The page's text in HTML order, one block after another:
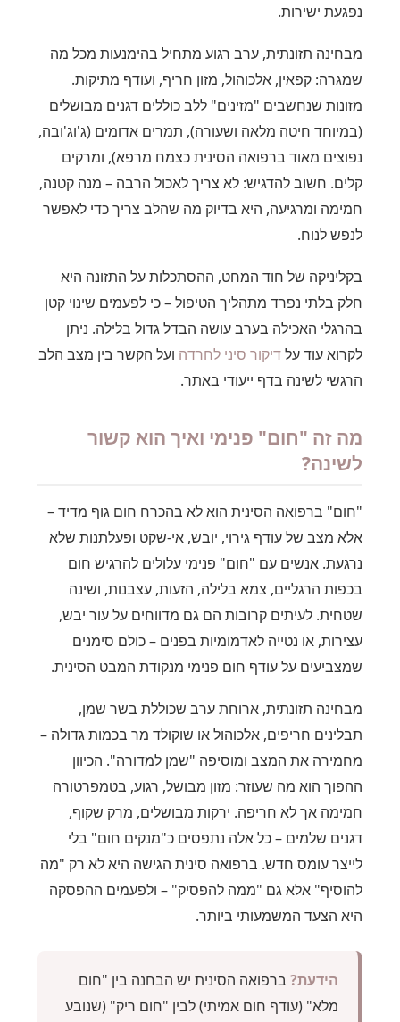
נפגעת ישירות.
מבחינה תזונתית, ערב רגוע מתחיל בהימנעות מכל מה
שמגרה: קפאין, אלכוהול, מזון חריף, ועודף מתיקות.
מזונות שנחשבים "מזינים" ללב כוללים דגנים מבושלים
(במיוחד חיטה מלאה ושעורה), תמרים אדומים (ג'וג'ובה,
נפוצים מאוד ברפואה הסינית כצמח מרפא), ומרקים
קלים. חשוב להדגיש: לא צריך לאכול הרבה – מנה קטנה,
חמימה ומרגיעה, היא בדיוק מה שהלב צריך כדי לאפשר
לנפש לנוח.
בקליניקה של חוד המחט, ההסתכלות על התזונה היא
חלק בלתי נפרד מתהליך הטיפול – כי לפעמים שינוי קטן
בהרגלי האכילה בערב עושה הבדל גדול בלילה. ניתן
לקרוא עוד עלדיקור סיני לחרדה ועל הקשר בין מצב הלב
הרגשי לשינה בדף ייעודי באתר.
מה זה "חום" פנימי ואיך הוא קשור
לשינה?
"חום" ברפואה הסינית הוא לא בהכרח חום גוף מדיד –
אלא מצב של עודף גירוי, יובש, אי-שקט ופעלתנות שלא
נרגעת. אנשים עם "חום" פנימי עלולים להרגיש חום
בכפות הרגליים, צמא בלילה, הזעות, עצבנות, ושינה
שטחית. לעיתים קרובות הם גם מדווחים על עור יבש,
עצירות, או נטייה לאדמומיות בפנים – כולם סימנים
שמצביעים על עודף חום פנימי מנקודת המבט הסינית.
מבחינה תזונתית, ארוחת ערב שכוללת בשר שמן,
תבלינים חריפים, אלכוהול או שוקולד מר בכמות גדולה –
מחמירה את המצב ומוסיפה "שמן למדורה". הכיוון
ההפוך הוא מה שעוזר: מזון מבושל, רגוע, בטמפרטורה
חמימה אך לא חריפה. ירקות מבושלים, מרק שקוף,
דגנים שלמים – כל אלה נתפסים כ"מנקים חום" בלי
לייצר עומס חדש. ברפואה סינית הגישה היא לא רק "מה
להוסיף" אלא גם "ממה להפסיק" – ולפעמים ההפסקה
היא הצעד המשמעותי ביותר.
הידעת? ברפואה הסינית יש הבחנה בין "חום
מלא" (עודף חום אמיתי) לבין "חום ריק" (שנובע